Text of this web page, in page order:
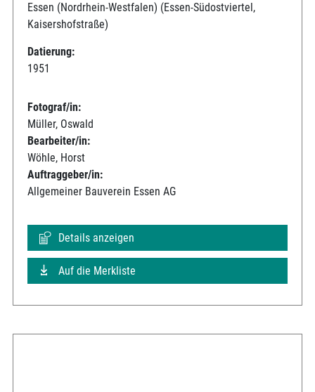
Essen (Nordrhein-Westfalen) (Essen-Südostviertel,
Kaisershofstraße)
Datierung:
1951
Fotograf/in:
Müller, Oswald
Bearbeiter/in:
Wöhle, Horst
Auftraggeber/in:
Allgemeiner Bauverein Essen AG
Details anzeigen
Auf die Merkliste